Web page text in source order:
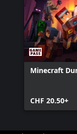
Minecraft
CHF 20.50+